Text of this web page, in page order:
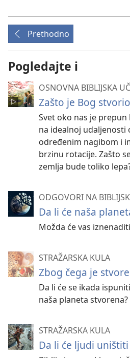
Prethodno
Pogledajte i
OSNOVNA BIBLIJSKA
Zašto je Bog
Svet oko nas je prepun
na idealnoj udaljenosti
određenim nagibom i
brzinu rotacije. Zašto
zemlja bude toliko
ODGOVORI NA
Da li će naša
Možda će vas
STRAŽARSKA KULA
Zbog čega je
Da li će se ikada
naša planeta stvorena?
STRAŽARSKA KULA
Da li će ljudi